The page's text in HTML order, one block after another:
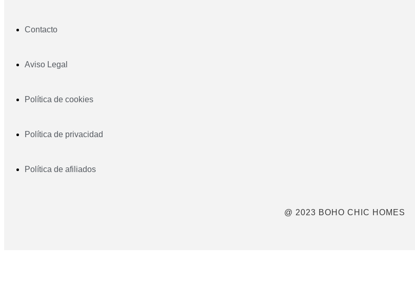
Contacto
Aviso Legal
Política de cookies
Política de privacidad
Política de afiliados
@ 2023 BOHO CHIC HOMES